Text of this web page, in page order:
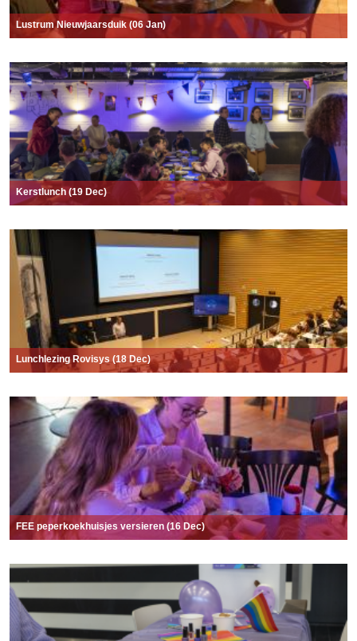
Lustrum Nieuwjaarsduik (06 Jan)
Kerstlunch (19 Dec)
Lunchlezing Rovisys (18 Dec)
FEE peperkoekhuisjes versieren (16 Dec)